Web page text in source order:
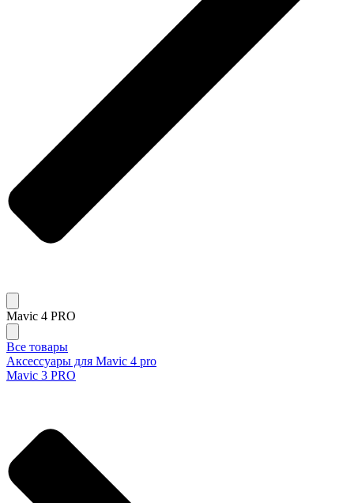
Mavic 4 PRO
Все товары
Аксессуары для Mavic 4 pro
Mavic 3 PRO